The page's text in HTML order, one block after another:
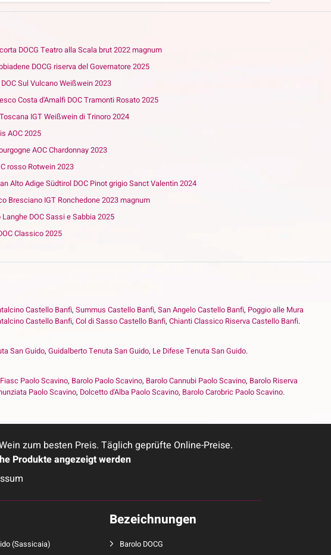
DOCG Teatro alla Scala brut 2022 magnum
DOCG riserva del Governatore 2025
Sul Vulcano Weißwein 2023
Costa d'Amalfi DOC Tramonti Rosato 2025
IGT Weißwein di Trinoro 2024
AOC 2025
AOC Chardonnay 2023
rosso Rotwein 2023
Alto Adige Südtirol DOC Pinot grigio Sanct Valentin 2024
Bresciano IGT Ronchedone 2023 magnum
DOC Sassi e Sabbia 2025
Classico 2025
Castello Banfi, Summus Castello Banfi, San Angelo Castello Banfi, Poggio alle Mura
Castello Banfi, Col di Sasso Castello Banfi, Chianti Classico Riserva Castello Banfi.
San Guido, Guidalberto Tenuta San Guido, Le Difese Tenuta San Guido.
Paolo Scavino, Barolo Paolo Scavino, Barolo Cannubi Paolo Scavino, Barolo Riserva
Paolo Scavino, Dolcetto d'Alba Paolo Scavino, Barolo Carobric Paolo Scavino.
zum besten Preis. Täglich geprüfte Online-Preise.
Produkte angezeigt werden
(Sassicaia)
Bezeichnungen
Barolo DOCG